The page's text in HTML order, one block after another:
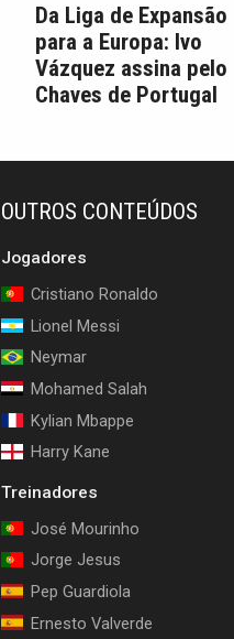
Da Liga de Expansão
para a Europa: Ivo
Vázquez assina pelo
Chaves de Portugal
OUTROS CONTEÚDOS
Jogadores
Cristiano Ronaldo
Lionel Messi
Neymar
Mohamed Salah
Kylian Mbappe
Harry Kane
Treinadores
José Mourinho
Jorge Jesus
Pep Guardiola
Ernesto Valverde